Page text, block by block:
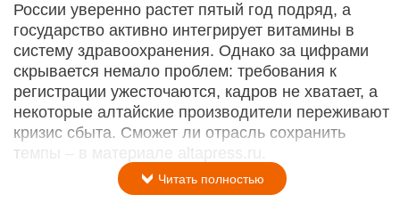
России уверенно растет пятый год подряд, а
государство активно интегрирует витамины в
систему здравоохранения. Однако за цифрами
скрывается немало проблем: требования к
регистрации ужесточаются, кадров не хватает, а
некоторые алтайские производители переживают
кризис сбыта. Сможет ли отрасль сохранить
темпы – в материале altapress.ru.
Читать полностью